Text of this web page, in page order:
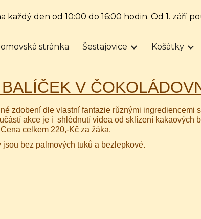
Skip to navigation
den od 10:00 do 16:00 hodin. Od 1. září
stránka Šestajovice Košátky
V
zdobení dle vlastní fantazie různými ingrediencemi
akce je i shlédnutí videa od sklízení kakaových
Cena celkem 220,-Kč za žáka.
jsou bez palmových tuků a bezlepkové.